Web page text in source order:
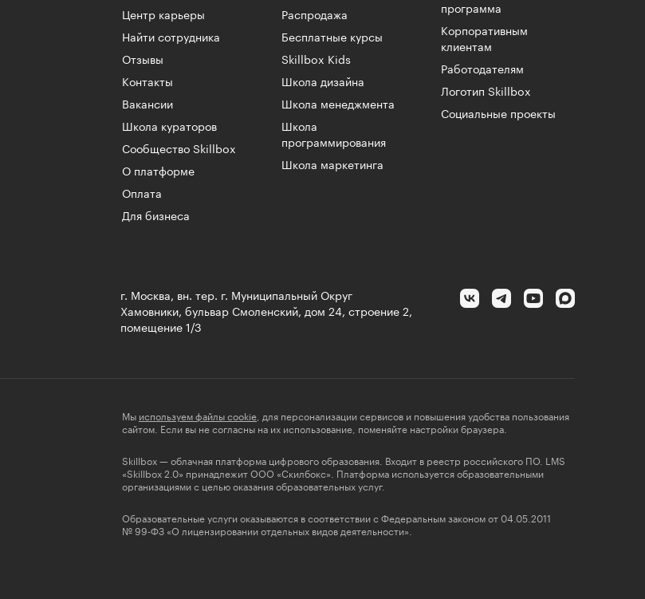
Центр карьеры
Найти сотрудника
Отзывы
Контакты
Вакансии
Школа кураторов
Сообщество Skillbox
О платформе
Оплата
Для бизнеса
Распродажа
Бесплатные курсы
Skillbox Kids
Школа дизайна
Школа менеджмента
Школа
программирования
Школа маркетинга
программа
Корпоративным
клиентам
Работодателям
Логотип Skillbox
Социальные проекты
г. Москва, вн. тер. г. Муниципальный Округ
Хамовники, бульвар Смоленский, дом 24, строение 2,
помещение 1/3
Мы используем файлы cookie , для персонализации сервисов и повышения удобства пользования
сайтом. Если вы не согласны на их использование, поменяйте настройки браузера.
Skillbox — облачная платформа цифрового образования. Входит в реестр российского ПО. LMS
«Skillbox 2.0» принадлежит ООО «Скилбокс». Платформа используется образовательными
организациями с целью оказания образовательных услуг.
Образовательные услуги оказываются в соответствии с Федеральным законом от 04.05.2011
№ 99-ФЗ «О лицензировании отдельных видов деятельности».